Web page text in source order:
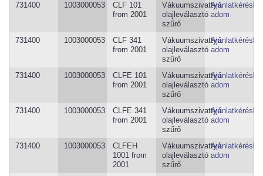
731400 1003000053
CLF 101
from 2001
Vákuumszivattyú
olajleválasztó
szűrő
adom
731400 1003000053
CLF 341
from 2001
Vákuumszivattyú
olajleválasztó
szűrő
adom
731400 1003000053
CLFE 101
from 2001
Vákuumszivattyú
olajleválasztó
szűrő
adom
731400 1003000053
CLFE 341
from 2001
Vákuumszivattyú
olajleválasztó
szűrő
adom
731400 1003000053
CLFEH
1001 from
2001
Vákuumszivattyú
olajleválasztó
szűrő
adom